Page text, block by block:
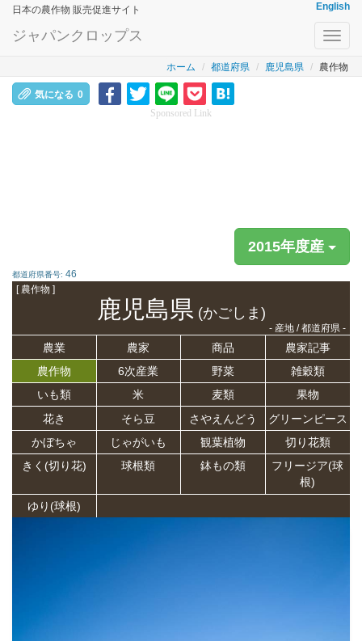
日本の農作物 販売促進サイト English
ジャパンクロップス
ホーム 都道府県 鹿児島県 農作物
気になる 0
Sponsored Link
2015年度産
都道府県番号: 46
[ 農作物 ]
鹿児島県(かごしま)
- 産地 / 都道府県 -
農業 農家 商品
農家記事
農作物
6次産業 野菜
雑穀類
いも類
米 麦類
果物
花き
そら豆 さやえんどう
グリーンピース
かぼちゃ
じゃがいも 観葉植物
切り花類
きく(切り花)
球根類 鉢もの類
フリージア(球
根)
ゆり(球根)